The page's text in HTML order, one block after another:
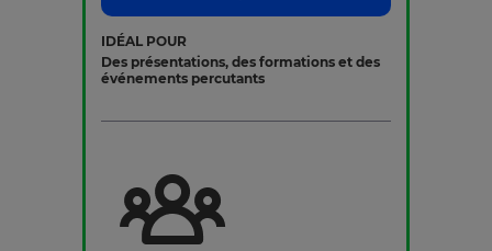
IDÉAL POUR
Des présentations, des formations et des
événements percutants